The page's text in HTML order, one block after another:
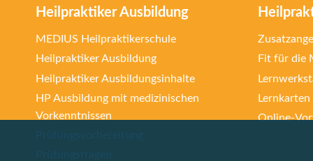
Heilpraktiker Ausbildung
MEDIUS Heilpraktikerschule
Heilpraktiker Ausbildung
Heilpraktiker Ausbildungsinhalte
HP Ausbildung mit medizinischen
Vorkenntnissen
Fit für die
Lernkarten
Online-